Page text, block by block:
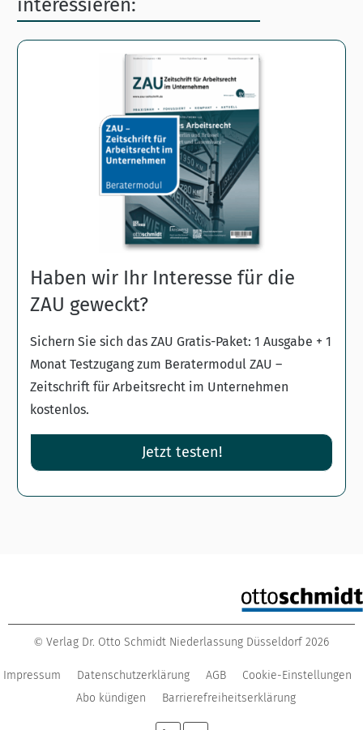
Haben wir Ihr Interesse für die
ZAU geweckt?
Sichern Sie sich das ZAU Gratis-Paket: 1 Ausgabe + 1
Monat Testzugang zum Beratermodul ZAU –
Zeitschrift für Arbeitsrecht im Unternehmen
kostenlos.
Jetzt testen!
© Verlag Dr. Otto Schmidt Niederlassung Düsseldorf 2026
Impressum Datenschutzerklärung AGB
Cookie-Einstellungen
Abo kündigen
Barrierefreiheitserklärung